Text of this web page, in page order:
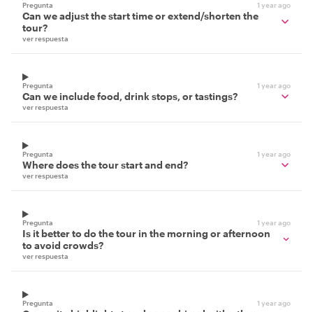
Pregunta 1 year ago
Can we adjust the start time or extend/shorten the
tour?
ver respuesta
Pregunta 1 year ago
Can we include food, drink stops, or tastings?
ver respuesta
Pregunta 1 year ago
Where does the tour start and end?
ver respuesta
Pregunta 1 year ago
Is it better to do the tour in the morning or afternoon
to avoid crowds?
ver respuesta
Pregunta 1 year ago